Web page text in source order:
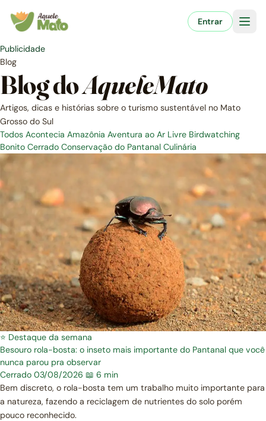
para
conteúdo
Entrar
Publicidade
Blog
Blog doAqueleMato
Artigos, dicas e histórias sobre o turismo sustentável no Mato
Grosso do Sul
Todos Acontecia Amazônia Aventura ao Ar Livre Birdwatching
Bonito Cerrado Conservação do Pantanal Culinária
⭐ Destaque da semana
Besouro rola-bosta: o inseto mais importante do Pantanal que você
nunca parou pra observar
Cerrado 03/08/2026 📖 6 min
Bem discreto, o rola-bosta tem um trabalho muito importante para
a natureza, fazendo a reciclagem de nutrientes do solo porém
pouco reconhecido.